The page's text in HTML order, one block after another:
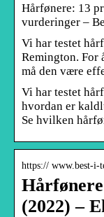
Hårfønere: 13
vurderinger –
Vi har testet
Remington. For
må den være
Vi har testet
hvordan er
Se hvilken
https:// www.best-i-
(2022) –